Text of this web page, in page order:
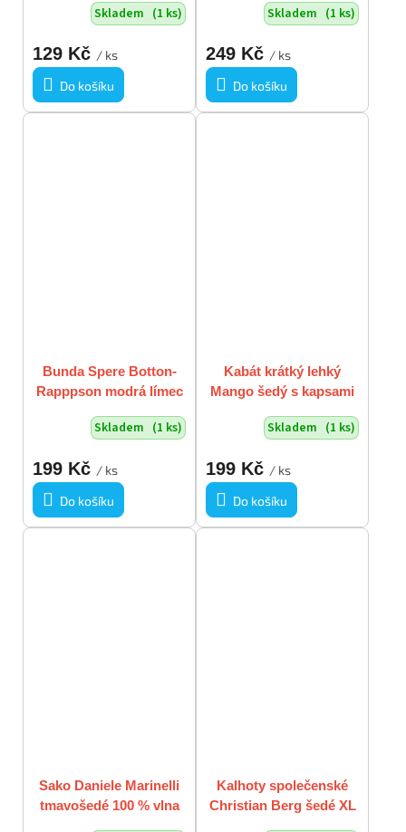
Skladem (1 ks)
129 Kč / ks
Do košíku
Skladem (1 ks)
249 Kč / ks
Do košíku
Bunda Spere Botton-
Rapppson modrá límec
kapsami na zip a cvočky
Skladem (1 ks)
199 Kč / ks
Do košíku
Kabát krátký lehký
Mango šedý s kapsami
Skladem (1 ks)
199 Kč / ks
Do košíku
Sako Daniele Marinelli
tmavošedé 100 % vlna
Kalhoty společenské
Christian Berg šedé XL